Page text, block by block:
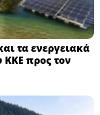
τα ενεργειακά
ΚΚΕ προς τον